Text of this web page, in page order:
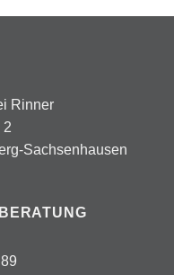
Rinner
2
Sachsenhausen